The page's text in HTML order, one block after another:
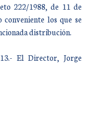
222/1988, de 11 de
los que se
distribución.
El Director, Jorge